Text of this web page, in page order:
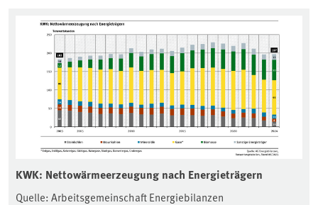
KWK: Nettowärmeerzeugung nach Energieträgern
Quelle: Arbeitsgemeinschaft Energiebilanzen